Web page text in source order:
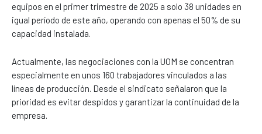
equipos en el primer trimestre de 2025 a solo 38 unidades en
igual período de este año, operando con apenas el 50% de su
capacidad instalada.
Actualmente, las negociaciones con la UOM se concentran
especialmente en unos 160 trabajadores vinculados a las
líneas de producción. Desde el sindicato señalaron que la
prioridad es evitar despidos y garantizar la continuidad de la
empresa.